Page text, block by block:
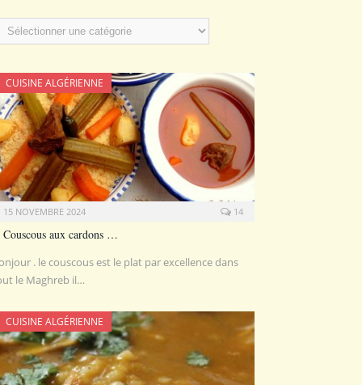
CUISINE ALGÉRIENNE
15 NOVEMBRE 2024 14
Couscous aux cardons …
. le couscous est le plat par excellence dans
le Maghreb il…
CUISINE ALGÉRIENNE